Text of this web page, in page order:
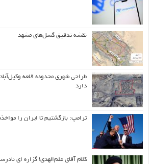
نقشه تدقیق گسل‌های مشهد
دارد
ترامپ: بازگشتیم تا ایران را
کلام آقای علم‌الهدی! گزاره ای